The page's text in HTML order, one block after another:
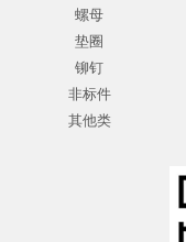
螺母
垫圈
铆钉
非标件
其他类